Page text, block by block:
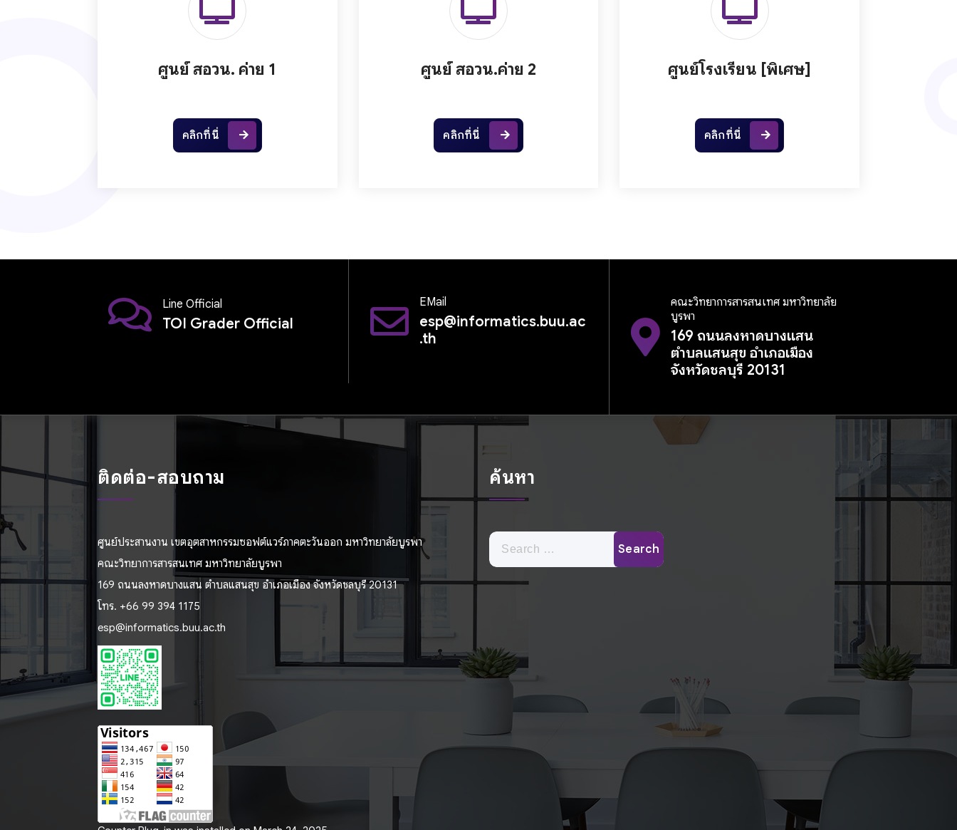
ศูนย์ สอวน. ค่าย 1
คลิกที่นี่
ศูนย์ สอวน.ค่าย 2
คลิกที่นี่
ศูนย์โรงเรียน [พิเศษ]
คลิกที่นี่
Line Official
TOI Grader Official
EMail
esp@informatics.buu.ac
.th
คณะวิทยาการสารสนเทศ มหาวิทยาลัย
บูรพา
169 ถนนลงหาดบางแสน
ตำบลแสนสุข อำเภอเมือง
จังหวัดชลบุรี 20131
ติดต่อ-สอบถาม
ศูนย์ประสานงาน เขตอุตสาหกรรมซอฟต์แวร์ภาคตะวันออก มหาวิทยาลัยบูรพา
คณะวิทยาการสารสนเทศ มหาวิทยาลัยบูรพา
169 ถนนลงหาดบางแสน ตำบลแสนสุข อำเภอเมือง จังหวัดชลบุรี 20131
โทร. +66 99 394 1175
esp@informatics.buu.ac.th
ค้นหา
Search
for: